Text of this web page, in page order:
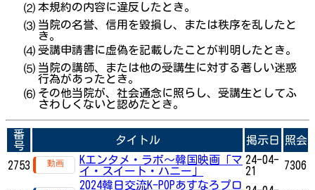
⑵ 本規約の内容に違反したとき。
⑶ 当院の名誉、信用を毀損し、または秩序を乱したと
き。
⑷ 受講申請書に虚偽を記載したことが判明したとき。
⑸ 当院の講師、または他の受講生に対する著しい迷惑
行為があったとき。
⑹ その他当院が、社会通念に照らし、受講生としてふ
さわしくないと認めたとき。
番
号
タイトル 掲示日 照会
2753
Kエンタメ・ラボ～韓国映画「マ
イ・スイート・ハニー」
24-04-
21
7306
2024韓日交流K-POPあすなろプロ